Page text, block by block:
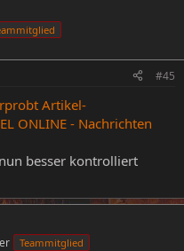
#45
Artikel-
ONLINE - Nachrichten
besser kontrolliert
Teammitglied